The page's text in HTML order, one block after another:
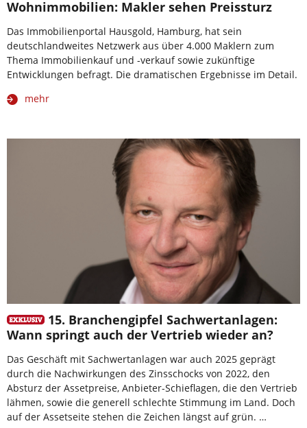
Wohnimmobilien: Makler sehen Preissturz
Das Immobilienportal Hausgold, Hamburg, hat sein
deutschlandweites Netzwerk aus über 4.000 Maklern zum
Thema Immobilienkauf und -verkauf sowie zukünftige
Entwicklungen befragt. Die dramatischen Ergebnisse im Detail.
mehr
15. Branchengipfel Sachwertanlagen:
Wann springt auch der Vertrieb wieder an?
Das Geschäft mit Sachwertanlagen war auch 2025 geprägt
durch die Nachwirkungen des Zinsschocks von 2022, den
Absturz der Assetpreise, Anbieter-Schieflagen, die den Vertrieb
lähmen, sowie die generell schlechte Stimmung im Land. Doch
auf der Assetseite stehen die Zeichen längst auf grün. …